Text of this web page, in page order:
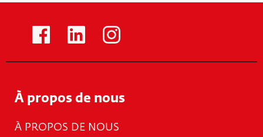
À propos de nous
À PROPOS DE NOUS